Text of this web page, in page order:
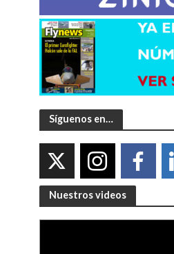
Síguenos en…
Nuestros videos